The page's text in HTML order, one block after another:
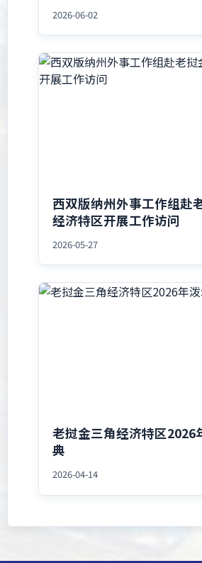
2026-06-02
西双版纳州外事工作组赴
经济特区开展工作访问
2026-05-27
老挝金三角经济特区2026
典
2026-04-14